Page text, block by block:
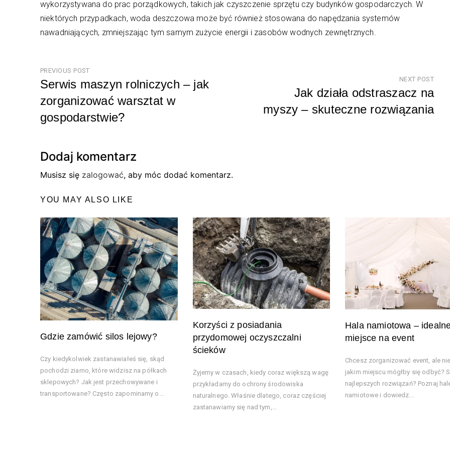
wykorzystywana do prac porządkowych, takich jak czyszczenie sprzętu czy budynków gospodarczych. W
niektórych przypadkach, woda deszczowa może być również stosowana do napędzania systemów
nawadniających, zmniejszając tym samym zużycie energii i zasobów wodnych zewnętrznych.
Nawigacja
wpisu
PREVIOUS POST
Serwis maszyn rolniczych – jak
zorganizować warsztat w
gospodarstwie?
NEXT POST
Jak działa odstraszacz na
myszy – skuteczne rozwiązania
Dodaj komentarz
Musisz się zalogować, aby móc dodać komentarz.
YOU MAY ALSO LIKE
Gdzie zamówić silos lejowy?
Czy kiedykolwiek zastanawiałeś się, skąd
pochodzi ziarno, które widzisz na półkach
sklepowych? Jak jest przechowywane i
transportowane? Często zapominamy o...
Korzyści z posiadania
przydomowej oczyszczalni
ścieków
Żyjemy w czasach, kiedy coraz większą wagę
przykładamy do ochrony środowiska
naturalnego. Właśnie dlatego, coraz częściej
zastanawiamy się nad tym,...
Hala namiotowa –
miejsce na event
Chcesz zorganizować event, ale
jakim miejscu mógłby się odbyć?
najlepszych rozwiązań? Poznaj
namiotowe i dowiedz...